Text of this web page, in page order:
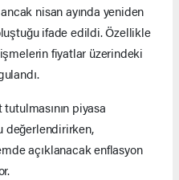
nisan ayında yeniden
ifade edildi. Özellikle
fiyatlar üzerindeki
piyasa
değerlendirirken,
açıklanacak enflasyon